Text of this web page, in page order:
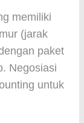
memiliki
(jarak
paket
Negosiasi
untuk